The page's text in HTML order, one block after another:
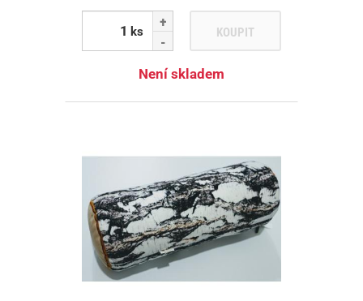
ks KOUPIT
Není skladem